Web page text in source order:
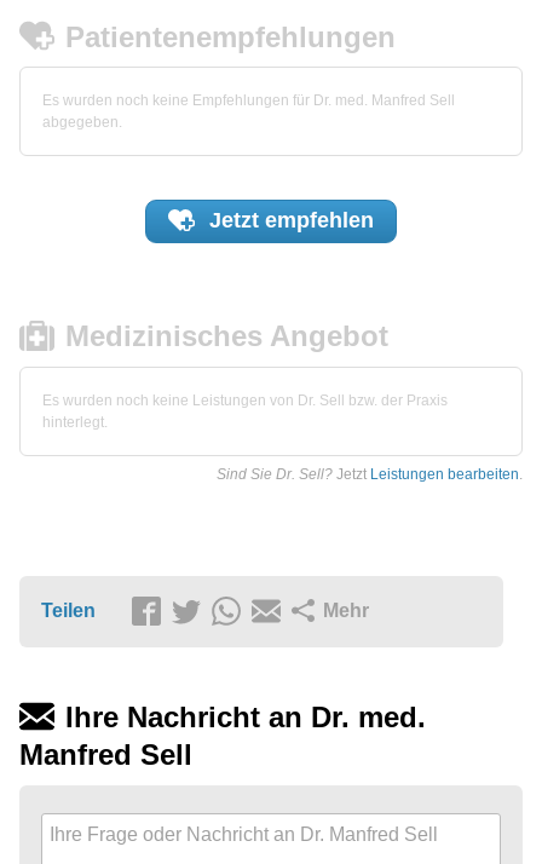
Patientenempfehlungen
Es wurden noch keine Empfehlungen für Dr. med. Manfred Sell
abgegeben.
Jetzt empfehlen
Medizinisches Angebot
Es wurden noch keine Leistungen von Dr. Sell bzw. der Praxis
hinterlegt.
Sind Sie Dr. Sell? Jetzt Leistungen bearbeiten.
Teilen Mehr
Ihre Nachricht an Dr. med.
Manfred Sell